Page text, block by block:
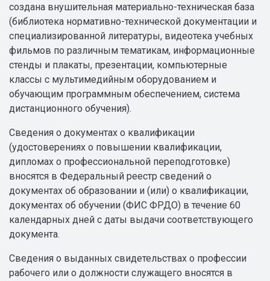
создана внушительная материально-техническая база
(библиотека нормативно-технической документации и
специализированной литературы, видеотека учебных
фильмов по различным тематикам, информационные
стенды и плакаты, презентации, компьютерные
классы с мультимедийным оборудованием и
обучающим программным обеспечением, система
дистанционного обучения).
Сведения о документах о квалификации
(удостоверениях о повышении квалификации,
дипломах о профессиональной переподготовке)
вносятся в Федеральный реестр сведений о
документах об образовании и (или) о квалификации,
документах об обучении (ФИС ФРДО) в течение 60
календарных дней с даты выдачи соответствующего
документа.
Сведения о выданных свидетельствах о профессии
рабочего или о должности служащего вносятся в